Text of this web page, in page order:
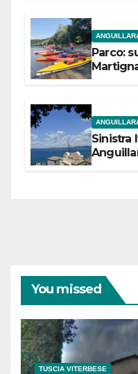
Parco:
Sinistra
You missed
TUSCIA VITERBESE